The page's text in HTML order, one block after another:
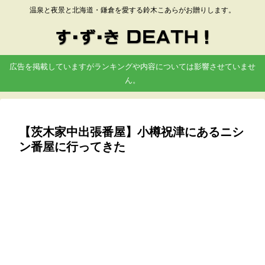
温泉と夜景と北海道・鎌倉を愛する鈴木こあらがお贈りします。
広告を掲載していますがランキングや内容については影響させていませ
ん。
【茨木家中出張番屋】小樽祝津にあるニシ
ン番屋に行ってきた